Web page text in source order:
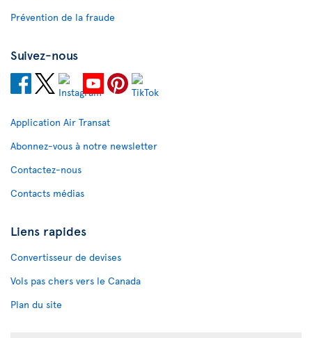
Prévention de la fraude
Suivez-nous
Application Air Transat
Abonnez-vous à notre newsletter
Contactez-nous
Contacts médias
Liens rapides
Convertisseur de devises
Vols pas chers vers le Canada
Plan du site